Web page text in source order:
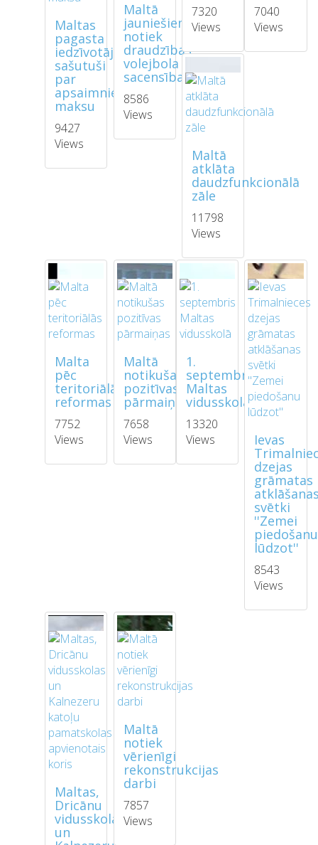
Maltas
pagasta
iedzīvotāji
sašutuši
par
apsaimniekošanas
maksu
9427
Views
Maltā
jauniešiem
notiek
draudzības
volejbola
sacensības
8586
Views
7320
Views
7040
Views
Maltā
atklāta
daudzfunkcionālā
zāle
11798
Views
Malta
pēc
teritoriālās
reformas
7752
Views
Maltā
notikušas
pozitīvas
pārmaiņas
7658
Views
1.
septembris
Maltas
vidusskolā
13320
Views
Ievas
dzejas
grāmatas
svētki
''Zemei
piedošanu
lūdzot''
8543
Views
Maltas,
Dricānu
vidusskolas
un
Maltā
notiek
vērienīgi
rekonstrukcijas
darbi
7857
Views